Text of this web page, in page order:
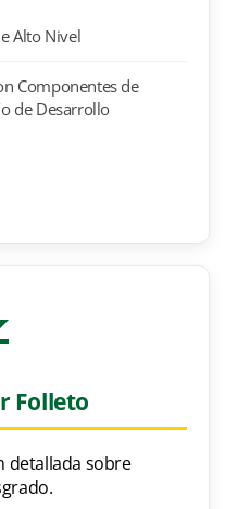
Alto Nivel
Componentes de
de Desarrollo
Folleto
detallada sobre